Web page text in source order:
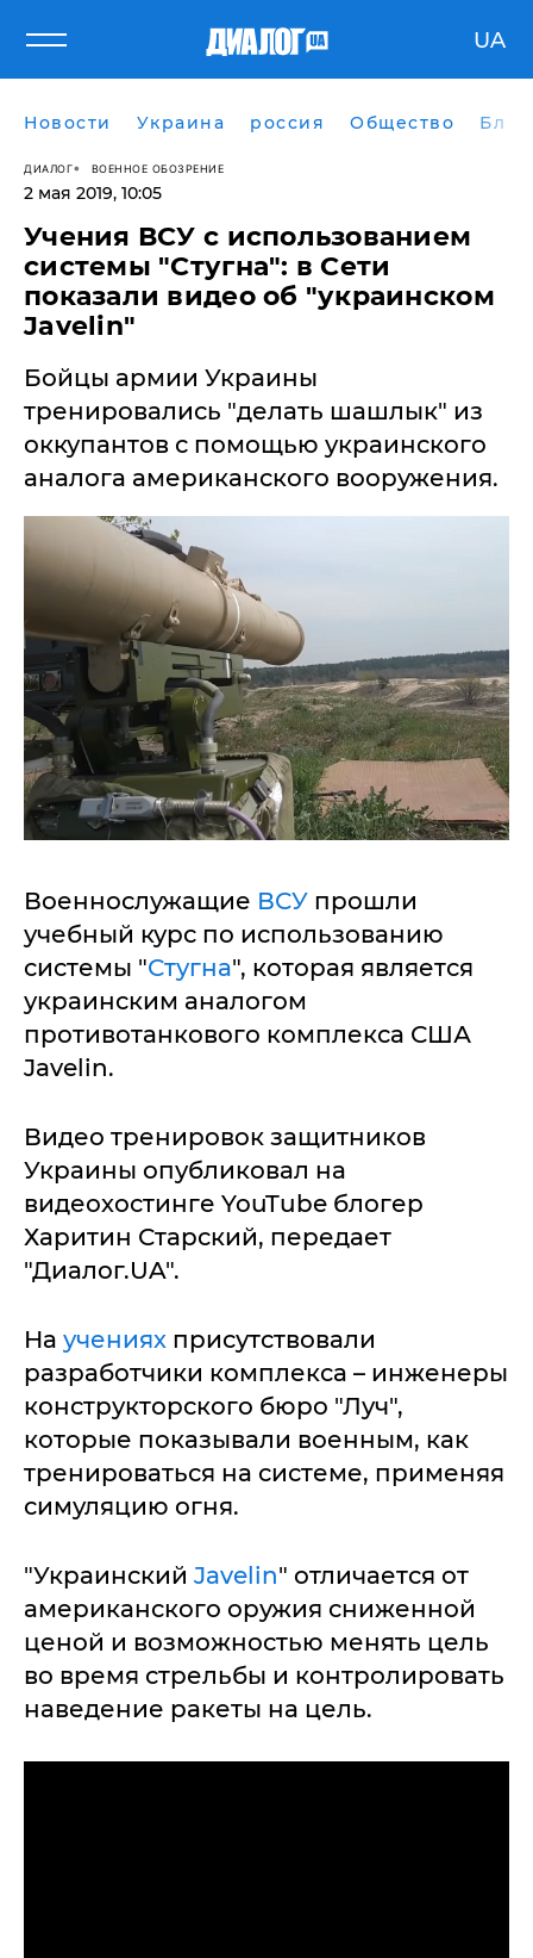
UA
Новости Украина россия Общество
ДИАЛОГ ВОЕННОЕ ОБОЗРЕНИЕ
2 мая 2019, 10:05
Учения ВСУ с использованием
системы "Стугна": в Сети
показали видео об "украинском
Javelin"
Бойцы армии Украины
тренировались "делать шашлык" из
оккупантов с помощью украинского
аналога американского вооружения.
Военнослужащие ВСУ прошли
учебный курс по использованию
системы "Стугна", которая является
украинским аналогом
противотанкового комплекса США
Javelin.
Видео тренировок защитников
Украины опубликовал на
видеохостинге YouTube блогер
Харитин Старский, передает
"Диалог.UA".
На учениях присутствовали
разработчики комплекса – инженеры
конструкторского бюро "Луч",
которые показывали военным, как
тренироваться на системе, применяя
симуляцию огня.
"Украинский Javelin" отличается от
американского оружия сниженной
ценой и возможностью менять цель
во время стрельбы и контролировать
наведение ракеты на цель.